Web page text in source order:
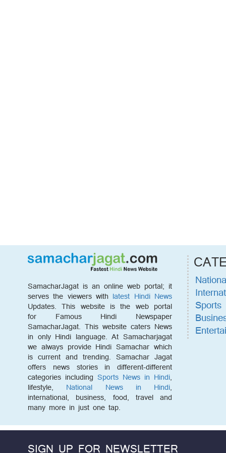
SamacharJagat is an online web portal; it
serves the viewers with latest Hindi News
Updates. This website is the web portal
for Famous Hindi Newspaper
SamacharJagat. This website caters News
in only Hindi language. At Samacharjagat
we always provide Hindi Samachar which
is current and trending. Samachar Jagat
offers news stories in different-different
categories including Sports News in Hindi,
lifestyle, National News in Hindi,
international, business, food, travel and
many more in just one tap.
Sports
SIGN UP FOR NEWSLETTER